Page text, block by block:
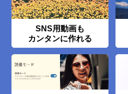
SNS用動画も
カンタンに作れる